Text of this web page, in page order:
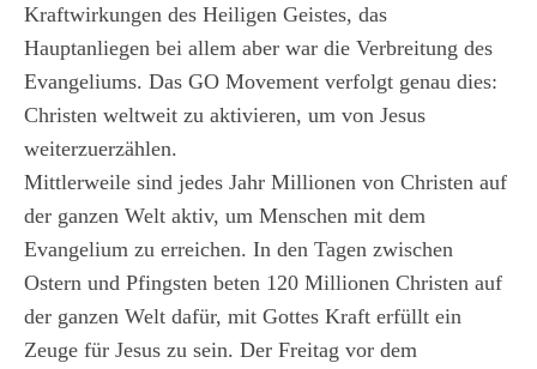
Kraftwirkungen des Heiligen Geistes, das
Hauptanliegen bei allem aber war die Verbreitung des
Evangeliums. Das GO Movement verfolgt genau dies:
Christen weltweit zu aktivieren, um von Jesus
weiterzuerzählen.
Mittlerweile sind jedes Jahr Millionen von Christen auf
der ganzen Welt aktiv, um Menschen mit dem
Evangelium zu erreichen. In den Tagen zwischen
Ostern und Pfingsten beten 120 Millionen Christen auf
der ganzen Welt dafür, mit Gottes Kraft erfüllt ein
Zeuge für Jesus zu sein. Der Freitag vor dem